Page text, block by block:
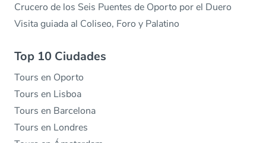
Crucero de los Seis Puentes de Oporto por el Duero
Visita guiada al Coliseo, Foro y Palatino
Top 10 Ciudades
Tours en Oporto
Tours en Lisboa
Tours en Barcelona
Tours en Londres